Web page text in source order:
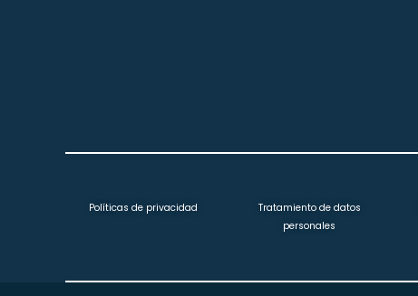
Políticas de privacidad
Tratamiento de datos
personales